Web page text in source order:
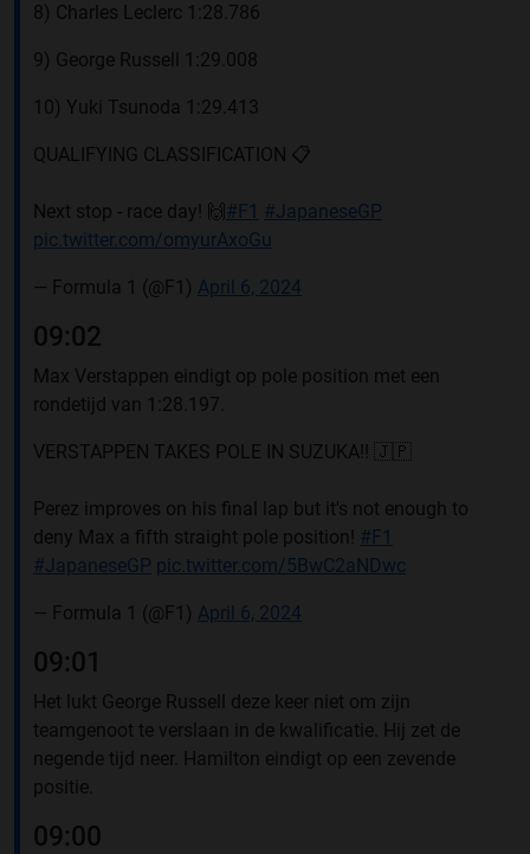
8) Charles Leclerc 1:28.786
9) George Russell 1:29.008
10) Yuki Tsunoda 1:29.413
QUALIFYING CLASSIFICATION 📋
Next stop - race day! 🙌 #F1 #JapaneseGP
pic.twitter.com/omyurAxoGu
— Formula 1 (@F1) April 6, 2024
09:02
Max Verstappen eindigt op pole position met een
rondetijd van 1:28.197.
VERSTAPPEN TAKES POLE IN SUZUKA!! 🇯🇵
Perez improves on his final lap but it's not enough to
deny Max a fifth straight pole position! #F1
#JapaneseGP pic.twitter.com/5BwC2aNDwc
— Formula 1 (@F1) April 6, 2024
09:01
Het lukt George Russell deze keer niet om zijn
teamgenoot te verslaan in de kwalificatie. Hij zet de
negende tijd neer. Hamilton eindigt op een zevende
positie.
09:00